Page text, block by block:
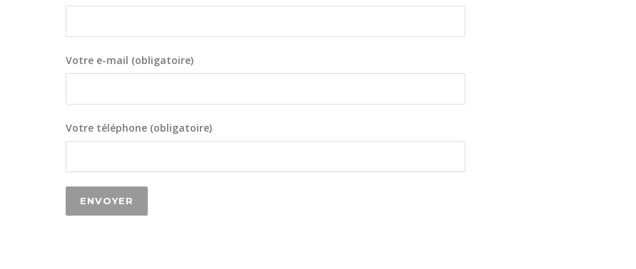
Votre e-mail (obligatoire)
Votre téléphone (obligatoire)